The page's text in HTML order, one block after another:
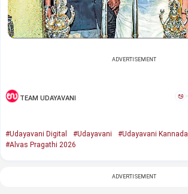
ADVERTISEMENT
TEAM UDAYAVANI ಅ
#Udayavani Digital #Udayavani #Udayavani Kannada
#Alvas Pragathi 2026
ADVERTISEMENT